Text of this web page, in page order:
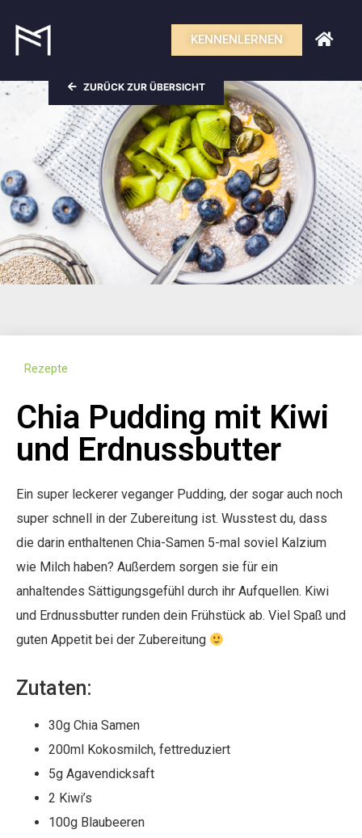
KENNENLERNEN
ZURÜCK ZUR ÜBERSICHT
Rezepte
Chia Pudding mit Kiwi
und Erdnussbutter
Ein super leckerer veganger Pudding, der sogar auch noch
super schnell in der Zubereitung ist. Wusstest du, dass
die darin enthaltenen Chia-Samen 5-mal soviel Kalzium
wie Milch haben? Außerdem sorgen sie für ein
anhaltendes Sättigungsgefühl durch ihr Aufquellen. Kiwi
und Erdnussbutter runden dein Frühstück ab. Viel Spaß und
guten Appetit bei der Zubereitung
Zutaten:
30g Chia Samen
200ml Kokosmilch, fettreduziert
5g Agavendicksaft
2 Kiwi’s
100g Blaubeeren